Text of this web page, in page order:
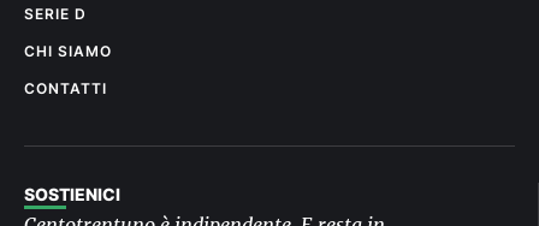
SERIE D
CHI SIAMO
CONTATTI
SOSTIENICI